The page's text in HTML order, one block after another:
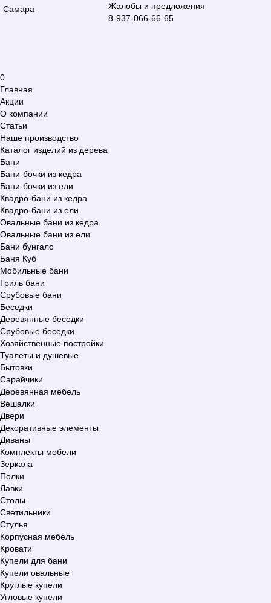
Самара
Жалобы и предложения
8-937-066-66-65
0
Главная
Акции
О компании
Статьи
Наше производство
Каталог изделий из дерева
Бани
Бани-бочки из кедра
Бани-бочки из ели
Квадро-бани из кедра
Квадро-бани из ели
Овальные бани из кедра
Овальные бани из ели
Бани бунгало
Баня Куб
Мобильные бани
Гриль бани
Срубовые бани
Беседки
Деревянные беседки
Срубовые беседки
Хозяйственные постройки
Туалеты и душевые
Бытовки
Сарайчики
Деревянная мебель
Вешалки
Двери
Декоративные элементы
Диваны
Комплекты мебели
Зеркала
Полки
Лавки
Столы
Светильники
Стулья
Корпусная мебель
Кровати
Купели для бани
Купели овальные
Круглые купели
Угловые купели